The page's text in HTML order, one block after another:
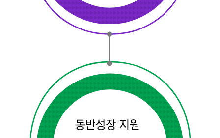
N
)